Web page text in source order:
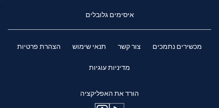
איסימים גלובלים
מכשירים נתמכים צור קשר תנאי שימוש הצהרת פרטיות
מדיניות עוגיות
הורד את האפליקציה